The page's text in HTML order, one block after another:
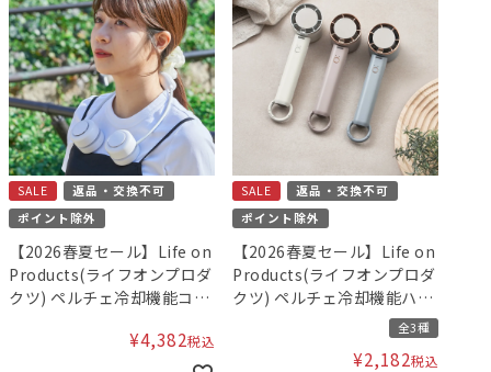
SALE
返品・交換不可
ポイント除外
【2026春夏セール】Life on
Products(ライフオンプロダ
クツ) ペルチェ冷却機能コン
¥4,382税込
SALE
返品・交換不可
ポイント除外
【2026春夏セール】Life on
Products(ライフオンプロダ
クツ) ペルチェ冷却機能ハン
ディファン カラビナ付全3種
¥2,182税込